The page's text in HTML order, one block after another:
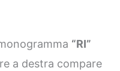
“RI”
a destra compare